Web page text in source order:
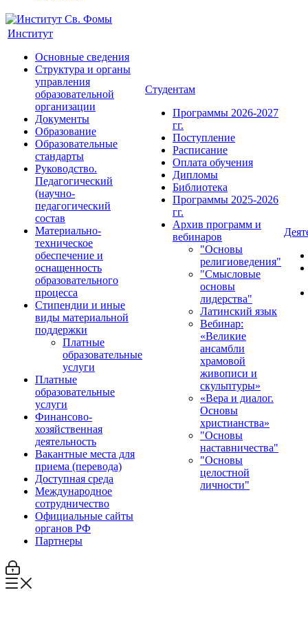
Институт
Основные сведения
Структура и органы
управления
образовательной
организации
Документы
Образование
Образовательные
стандарты
Руководство.
Педагогический
(научно-
педагогический
состав
Материально-
техническое
обеспечение и
оснащенность
образовательного
процесса
Стипендии и иные
виды материальной
поддержки
Платные
образовательные
услуги
Платные
образовательные
услуги
Финансово-
хозяйственная
деятельность
Вакантные места для
приема (перевода)
Доступная среда
Международное
сотрудничество
Официальные сайты
органов РФ
Партнеры
Студентам
Программы 2026-2027
гг.
Поступление
Расписание
Оплата обучения
Дипломы
Библиотека
Программы 2025-2026
гг.
Архив программ и
вебинаров
"Основы
религиоведения"
"Смысловые
основы
лидерства"
Латинский язык
Вебинар:
«Великие
ансамбли
храмовой
живописи и
скульптуры»
«Вера и диалог.
Основы
христианства»
"Основы
наставничества"
"Основы
целостной
личности"